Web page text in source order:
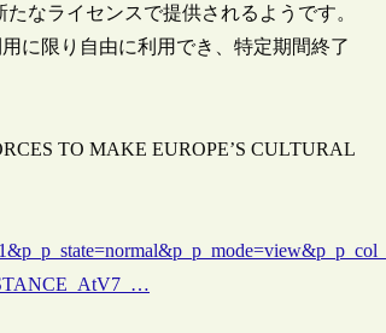
たなライセンスで提供されるようです。
に限り自由に利用でき、特定期間終了
TO MAKE EUROPE’S CULTURAL